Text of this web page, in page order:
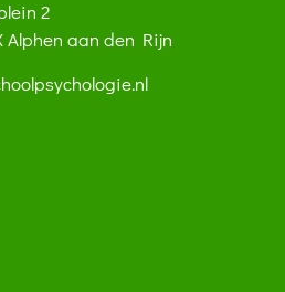
2
Alphen aan den Rijn